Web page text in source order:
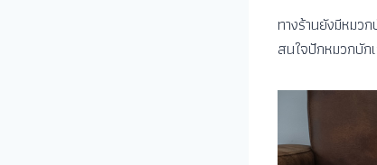
ทางร้านยังมีหมว
สนใจปักหมวกบั